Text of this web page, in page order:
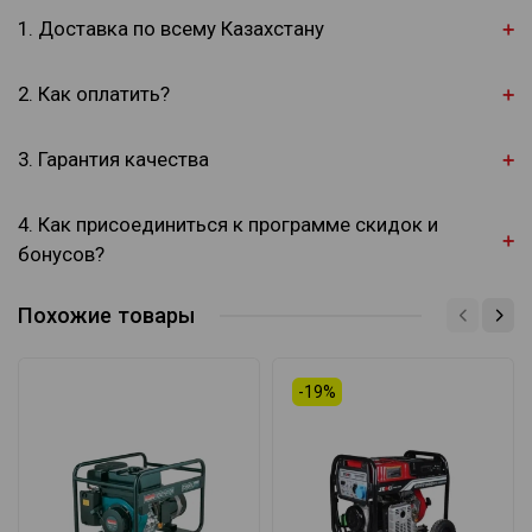
1. Доставка по всему Казахстану
2. Как оплатить?
3. Гарантия качества
4. Как присоединиться к программе скидок и
бонусов?
Похожие товары
-19%